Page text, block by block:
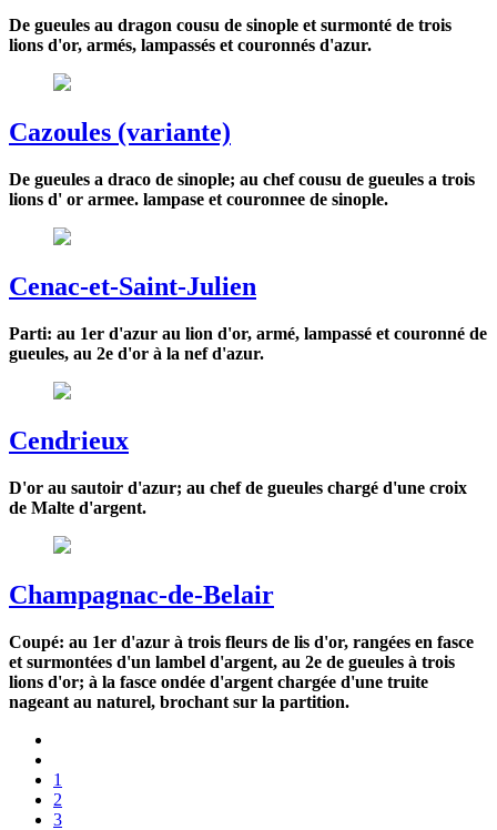
De gueules au dragon cousu de sinople et surmonté de trois
lions d'or, armés, lampassés et couronnés d'azur.
Cazoules (variante)
De gueules a draco de sinople; au chef cousu de gueules a trois
lions d' or armee. lampase et couronnee de sinople.
Cenac-et-Saint-Julien
Parti: au 1er d'azur au lion d'or, armé, lampassé et couronné de
gueules, au 2e d'or à la nef d'azur.
Cendrieux
D'or au sautoir d'azur; au chef de gueules chargé d'une croix
de Malte d'argent.
Champagnac-de-Belair
Coupé: au 1er d'azur à trois fleurs de lis d'or, rangées en fasce
et surmontées d'un lambel d'argent, au 2e de gueules à trois
lions d'or; à la fasce ondée d'argent chargée d'une truite
nageant au naturel, brochant sur la partition.
1
2
3